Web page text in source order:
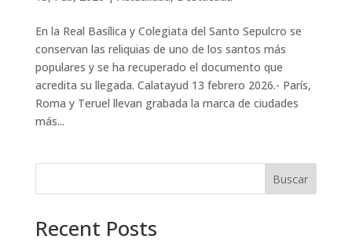
En la Real Basílica y Colegiata del Santo Sepulcro se
conservan las reliquias de uno de los santos más
populares y se ha recuperado el documento que
acredita su llegada. Calatayud 13 febrero 2026.- París,
Roma y Teruel llevan grabada la marca de ciudades
más...
Buscar
Recent Posts